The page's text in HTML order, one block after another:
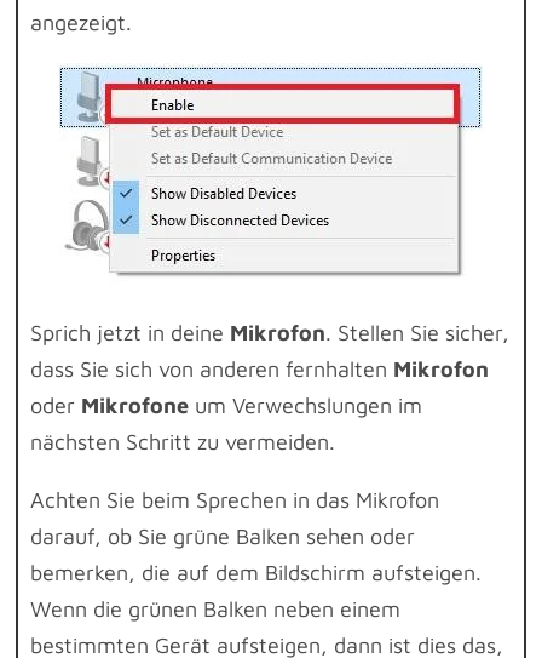
angezeigt.
Sprich jetzt in deine Mikrofon. Stellen Sie sicher,
dass Sie sich von anderen fernhalten Mikrofon
oder Mikrofone um Verwechslungen im
nächsten Schritt zu vermeiden.
Achten Sie beim Sprechen in das Mikrofon
darauf, ob Sie grüne Balken sehen oder
bemerken, die auf dem Bildschirm aufsteigen.
Wenn die grünen Balken neben einem
bestimmten Gerät aufsteigen, dann ist dies das,